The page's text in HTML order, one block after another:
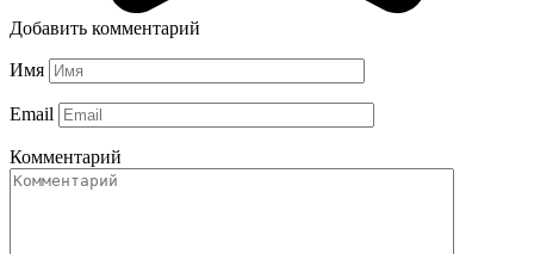
Добавить комментарий
Имя
Email
Комментарий